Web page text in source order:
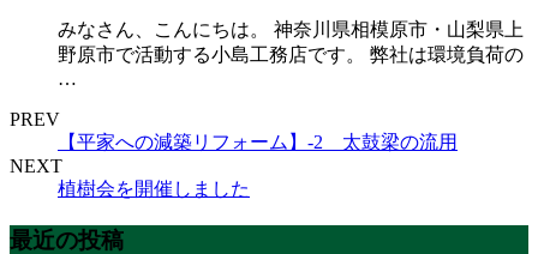
みなさん、こんにちは。 神奈川県相模原市・山梨県上
野原市で活動する小島工務店です。 弊社は環境負荷の
…
PREV
【平家への減築リフォーム】-2 太鼓梁の流用
NEXT
植樹会を開催しました
最近の投稿